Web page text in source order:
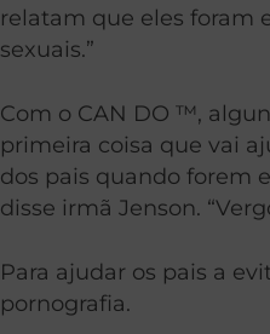
relatam que eles foram
sexuais.”
Com o CAN DO ™,
primeira coisa que vai
dos pais quando forem
disse irmã Jenson.
Para ajudar os pais a
pornografia.